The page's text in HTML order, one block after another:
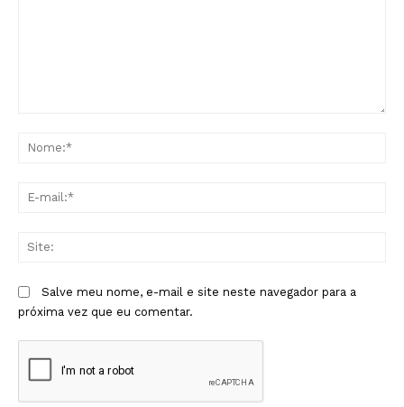
Salve meu nome, e-mail e site neste navegador para a
próxima vez que eu comentar.